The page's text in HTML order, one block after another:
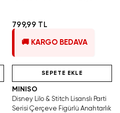
799,99 TL
🚚 KARGO BEDAVA
SEPETE EKLE
MINISO
Disney Lilo & Stitch Lisanslı Parti
Serisi Çerçeve Figürlü Anahtarlık